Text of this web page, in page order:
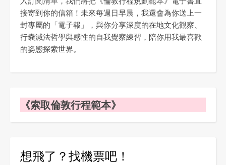
接寄到你的信箱！未來每週日早晨，我還會為你送上一
封專屬的「電子報」，與你分享深度的在地文化觀察、
行囊減法哲學與感性的自我覺察練習，陪你用我最喜歡
的姿態探索世界。
《索取倫敦行程範本》
想飛了？找機票吧！